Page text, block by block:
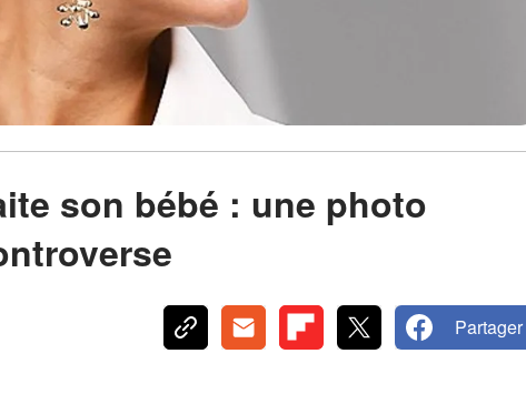
son bébé : une photo
Partager